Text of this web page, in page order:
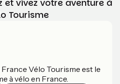
et vivez votre aventure à
Tourisme
France Vélo Tourisme est le
à vélo en France.